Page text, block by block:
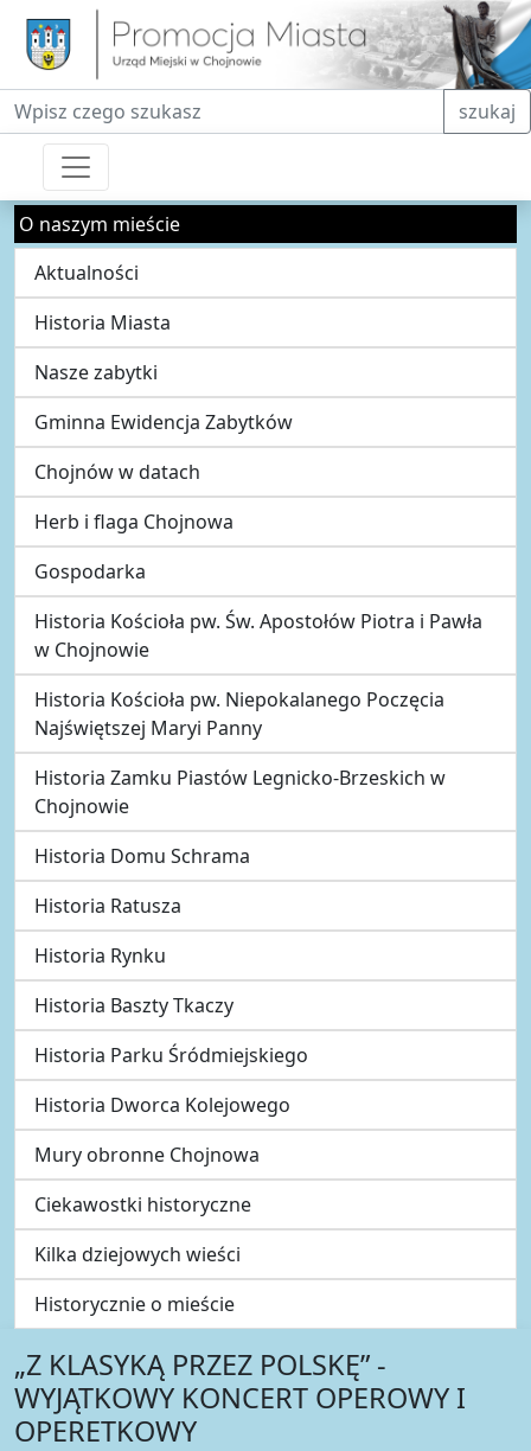
Fraza do wyszukiwania szukaj
O naszym mieście
Aktualności
Historia Miasta
Nasze zabytki
Gminna Ewidencja Zabytków
Chojnów w datach
Herb i flaga Chojnowa
Gospodarka
Historia Kościoła pw. Św. Apostołów Piotra i Pawła
w Chojnowie
Historia Kościoła pw. Niepokalanego Poczęcia
Najświętszej Maryi Panny
Historia Zamku Piastów Legnicko-Brzeskich w
Chojnowie
Historia Domu Schrama
Historia Ratusza
Historia Rynku
Historia Baszty Tkaczy
Historia Parku Śródmiejskiego
Historia Dworca Kolejowego
Mury obronne Chojnowa
Ciekawostki historyczne
Kilka dziejowych wieści
Historycznie o mieście
„Z KLASYKĄ PRZEZ POLSKĘ” -
WYJĄTKOWY KONCERT OPEROWY I
OPERETKOWY